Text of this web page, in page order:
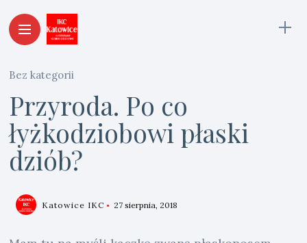
Bez kategorii
Przyroda. Po co
łyżkodziobowi płaski
dziób?
Katowice IKC 27 sierpnia, 2018